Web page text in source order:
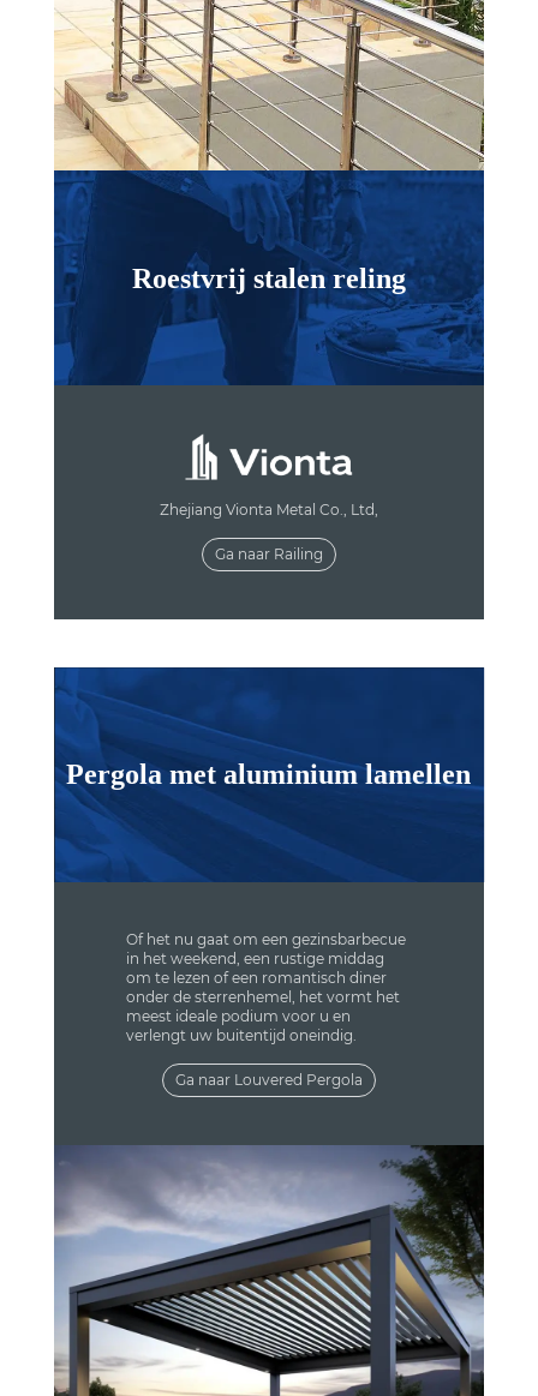
Roestvrij stalen reling
Zhejiang Vionta Metal Co., Ltd,
Ga naar Railing
Pergola met aluminium lamellen
Of het nu gaat om een ​​gezinsbarbecue
in het weekend, een rustige middag
om te lezen of een romantisch diner
onder de sterrenhemel, het vormt het
meest ideale podium voor u en
verlengt uw buitentijd oneindig.
Ga naar Louvered Pergola